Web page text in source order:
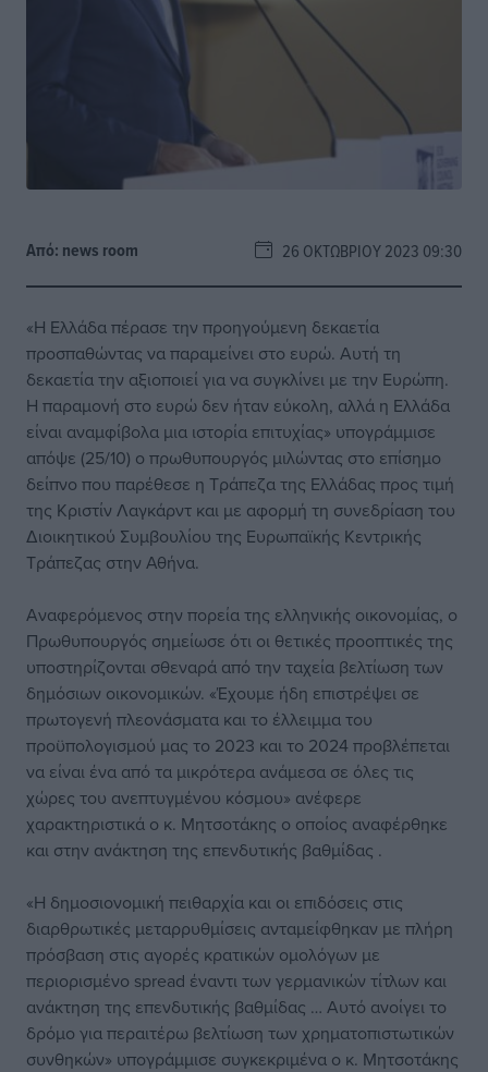
Από: news room 26 ΟΚΤΩΒΡΊΟΥ 2023 09:30
«H Ελλάδα πέρασε την προηγούμενη δεκαετία
προσπαθώντας να παραμείνει στο ευρώ. Αυτή τη
δεκαετία την αξιοποιεί για να συγκλίνει με την Ευρώπη.
Η παραμονή στο ευρώ δεν ήταν εύκολη, αλλά η Ελλάδα
είναι αναμφίβολα μια ιστορία επιτυχίας» υπογράμμισε
απόψε (25/10) ο πρωθυπουργός μιλώντας στο επίσημο
δείπνο που παρέθεσε η Τράπεζα της Ελλάδας προς τιμή
της Κριστίν Λαγκάρντ και με αφορμή τη συνεδρίαση του
Διοικητικού Συμβουλίου της Ευρωπαϊκής Κεντρικής
Τράπεζας στην Αθήνα.
Αναφερόμενος στην πορεία της ελληνικής οικονομίας, ο
Πρωθυπουργός σημείωσε ότι οι θετικές προοπτικές της
υποστηρίζονται σθεναρά από την ταχεία βελτίωση των
δημόσιων οικονομικών. «Έχουμε ήδη επιστρέψει σε
πρωτογενή πλεονάσματα και το έλλειμμα του
προϋπολογισμού μας το 2023 και το 2024 προβλέπεται
να είναι ένα από τα μικρότερα ανάμεσα σε όλες τις
χώρες του ανεπτυγμένου κόσμου» ανέφερε
χαρακτηριστικά ο κ. Μητσοτάκης ο οποίος αναφέρθηκε
και στην ανάκτηση της επενδυτικής βαθμίδας .
«Η δημοσιονομική πειθαρχία και οι επιδόσεις στις
διαρθρωτικές μεταρρυθμίσεις ανταμείφθηκαν με πλήρη
πρόσβαση στις αγορές κρατικών ομολόγων με
περιορισμένο spread έναντι των γερμανικών τίτλων και
ανάκτηση της επενδυτικής βαθμίδας … Αυτό ανοίγει το
δρόμο για περαιτέρω βελτίωση των χρηματοπιστωτικών
συνθηκών» υπογράμμισε συγκεκριμένα ο κ. Μητσοτάκης